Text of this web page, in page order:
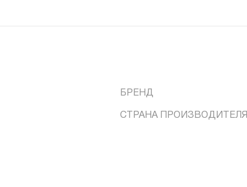
БРЕНД
СТРАНА ПРОИЗВОДИТЕЛЯ